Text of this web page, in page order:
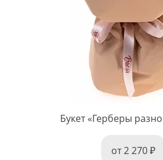
Букет «Герберы
от 2 270